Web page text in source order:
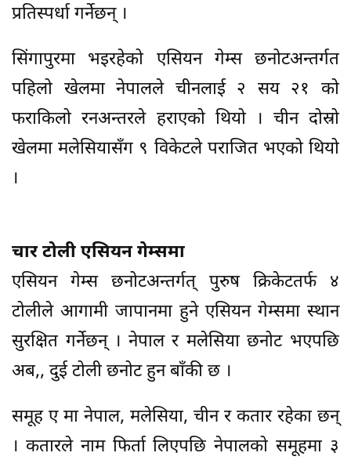
प्रतिस्पर्धा गर्नेछन् ।
सिंगापुरमा भइरहेको एसियन गेम्स छनोटअन्तर्गत
पहिलो खेलमा नेपालले चीनलाई २ सय २१ को
फराकिलो रनअन्तरले हराएको थियो । चीन दोस्रो
खेलमा मलेसियासँग ९ विकेटले पराजित भएको थियो
।
चार टोली एसियन गेम्समा
एसियन गेम्स छनोटअन्तर्गत् पुरुष क्रिकेटतर्फ ४
टोलीले आगामी जापानमा हुने एसियन गेम्समा स्थान
सुरक्षित गर्नेछन् । नेपाल र मलेसिया छनोट भएपछि
अब,, दुई टोली छनोट हुन बाँकी छ ।
समूह ए मा नेपाल, मलेसिया, चीन र कतार रहेका छन्
। कतारले नाम फिर्ता लिएपछि नेपालको समूहमा ३